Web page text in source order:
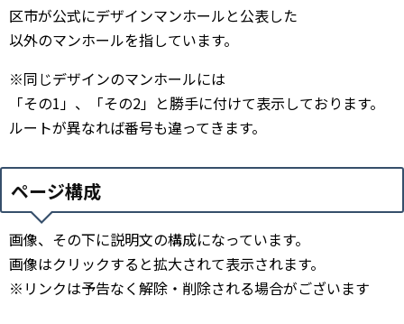
区市が公式にデザインマンホールと公表した
以外のマンホールを指しています。
※同じデザインのマンホールには
「その1」、「その2」と勝手に付けて表示しております。
ルートが異なれば番号も違ってきます。
ページ構成
画像、その下に説明文の構成になっています。
画像はクリックすると拡大されて表示されます。
※リンクは予告なく解除・削除される場合がございます